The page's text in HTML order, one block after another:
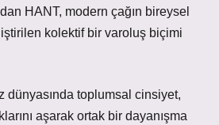
HANT, modern çağın bireysel
kolektif bir varoluş biçimi
dünyasında toplumsal cinsiyet,
aşarak ortak bir dayanışma